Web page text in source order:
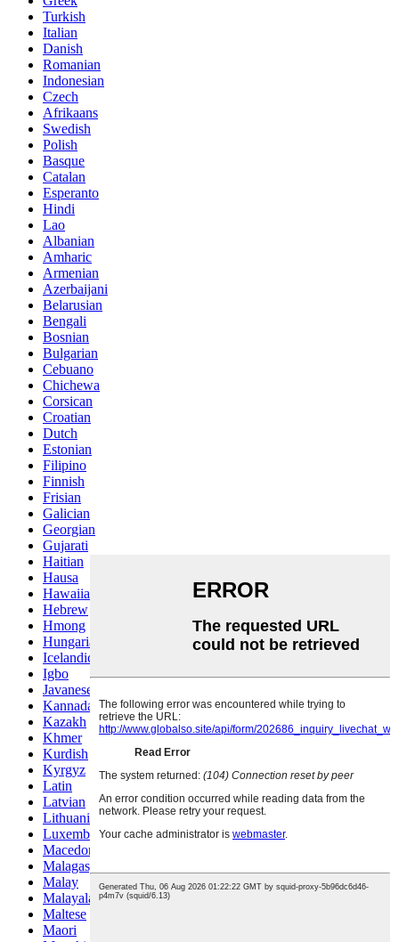
Turkish
Italian
Danish
Romanian
Indonesian
Czech
Afrikaans
Swedish
Polish
Basque
Catalan
Esperanto
Hindi
Lao
Albanian
Amharic
Armenian
Azerbaijani
Belarusian
Bengali
Bosnian
Bulgarian
Cebuano
Chichewa
Corsican
Croatian
Dutch
Estonian
Filipino
Finnish
Frisian
Galician
Georgian
Gujarati
Haitian
Hausa
Hawaiian
Hebrew
Hmong
Hungarian
Icelandic
Igbo
Javanese
Kannada
Kazakh
Khmer
Kurdish
Kyrgyz
Latin
Latvian
Lithuanian
Luxembou..
Macedonian
Malagasy
Malay
Malayalam
Maltese
Maori